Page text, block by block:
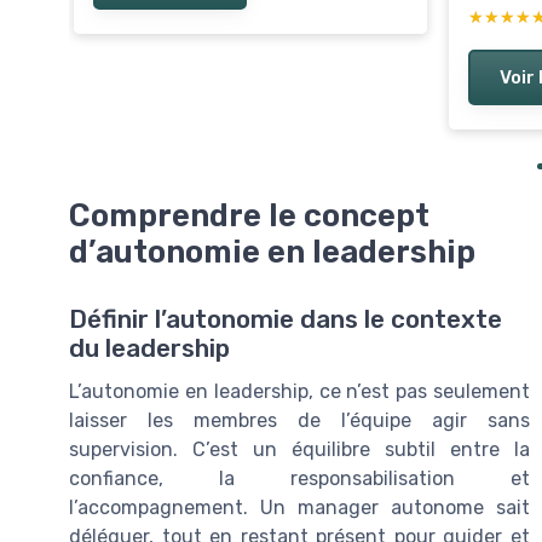
Voir
Comprendre le concept
d’autonomie en leadership
Définir l’autonomie dans le contexte
du leadership
L’autonomie en leadership, ce n’est pas seulement
laisser les membres de l’équipe agir sans
supervision. C’est un équilibre subtil entre la
confiance, la responsabilisation et
l’accompagnement. Un manager autonome sait
déléguer, tout en restant présent pour guider et